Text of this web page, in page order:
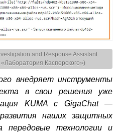
and Response Assistant
Касперского»)
внедряет инструменты
в свои решения уже
KUMA с GigaChat —
наших защитных
передовые технологии и